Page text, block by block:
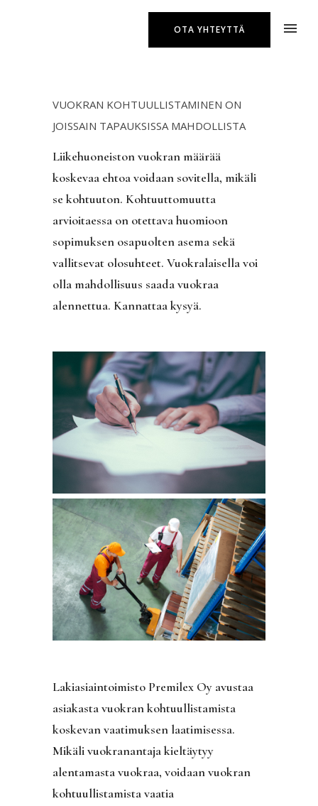
OTA YHTEYTTÄ
VUOKRAN KOHTUULLISTAMINEN ON
JOISSAIN TAPAUKSISSA MAHDOLLISTA
Liikehuoneiston vuokran määrää
koskevaa ehtoa voidaan sovitella, mikäli
se kohtuuton. Kohtuuttomuutta
arvioitaessa on otettava huomioon
sopimuksen osapuolten asema sekä
vallitsevat olosuhteet. Vuokralaisella voi
olla mahdollisuus saada vuokraa
alennettua. Kannattaa kysyä.
Lakiasiaintoimisto Premilex Oy avustaa
asiakasta vuokran kohtuullistamista
koskevan vaatimuksen laatimisessa.
Mikäli vuokranantaja kieltäytyy
alentamasta vuokraa, voidaan vuokran
kohtuullistamista vaatia